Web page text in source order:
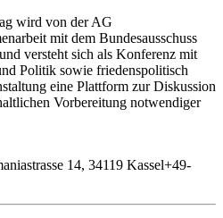
wird von der AG
mit dem Bundesausschuss
versteht sich als Konferenz mit
Politik sowie friedenspolitisch
eine Plattform zur Diskussion
Vorbereitung notwendiger
14, 34119 Kassel+49-